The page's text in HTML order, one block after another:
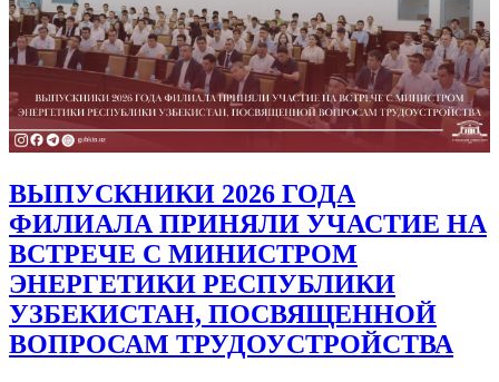
ВЫПУСКНИКИ 2026 ГОДА
ФИЛИАЛА ПРИНЯЛИ УЧАСТИЕ НА
ВСТРЕЧЕ С МИНИСТРОМ
ЭНЕРГЕТИКИ РЕСПУБЛИКИ
УЗБЕКИСТАН, ПОСВЯЩЕННОЙ
ВОПРОСАМ ТРУДОУСТРОЙСТВА